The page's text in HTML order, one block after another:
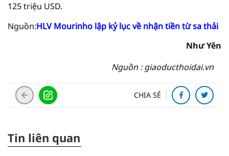
125 triệu USD.
Nguồn:HLV Mourinho lập kỷ lục về nhận tiền từ sa thải
Như Yên
Nguồn : giaoducthoidai.vn
CHIA SẺ
Tin liên quan